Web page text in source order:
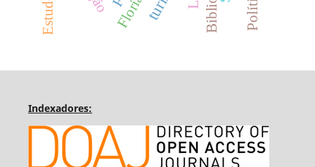
Indexadores: